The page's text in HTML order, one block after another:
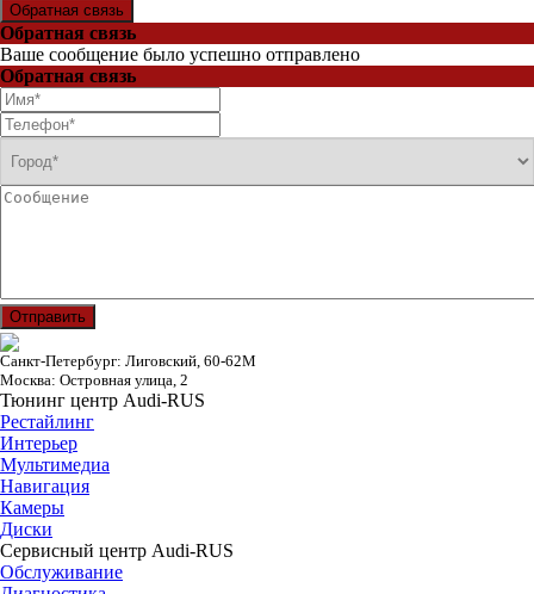
Обратная связь
Обратная связь
Ваше сообщение было успешно отправлено
Обратная связь
Отправить
Санкт-Петербург: Лиговский, 60-62М
Москва: Островная улица, 2
Тюнинг центр Audi-RUS
Рестайлинг
Интерьер
Мультимедиа
Навигация
Камеры
Диски
Сервисный центр Audi-RUS
Обслуживание